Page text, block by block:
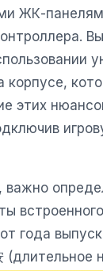
ЖК-
корпусе,
этих
года
(длительное